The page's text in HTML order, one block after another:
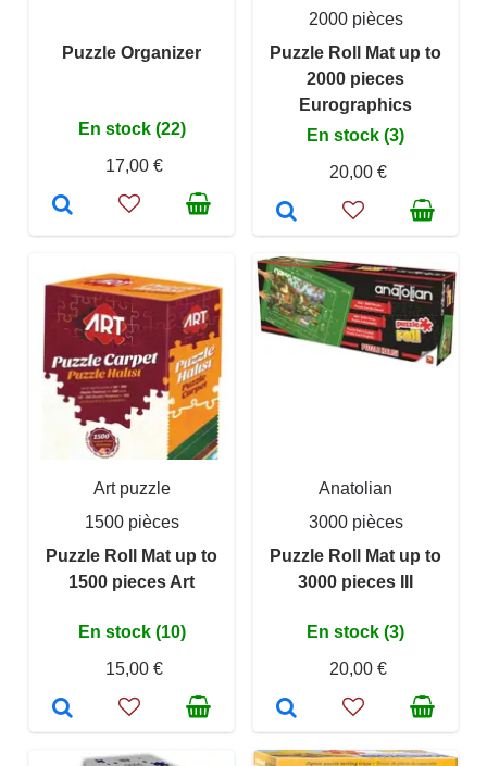
Puzzle Organizer
En stock (22)
17,00 €
2000 pièces
Puzzle Roll Mat up to
2000 pieces
Eurographics
En stock (3)
20,00 €
Art puzzle
1500 pièces
Puzzle Roll Mat up to
1500 pieces Art
En stock (10)
15,00 €
Anatolian
3000 pièces
Puzzle Roll Mat up to
3000 pieces III
En stock (3)
20,00 €